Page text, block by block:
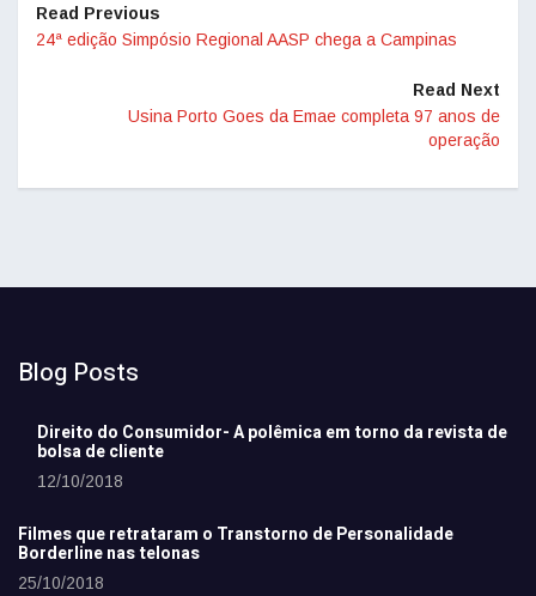
Read Previous
24ª edição Simpósio Regional AASP chega a Campinas
Read Next
Usina Porto Goes da Emae completa 97 anos de
operação
Blog Posts
Direito do Consumidor- A polêmica em torno da revista de
bolsa de cliente
12/10/2018
Filmes que retrataram o Transtorno de Personalidade
Borderline nas telonas
25/10/2018